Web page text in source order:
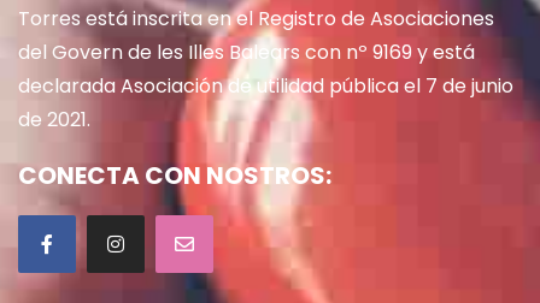
Torres está inscrita en el Registro de Asociaciones
del Govern de les Illes Balears con nº 9169 y está
declarada Asociación de utilidad pública el 7 de junio
de 2021.
CONECTA CON NOSTROS: